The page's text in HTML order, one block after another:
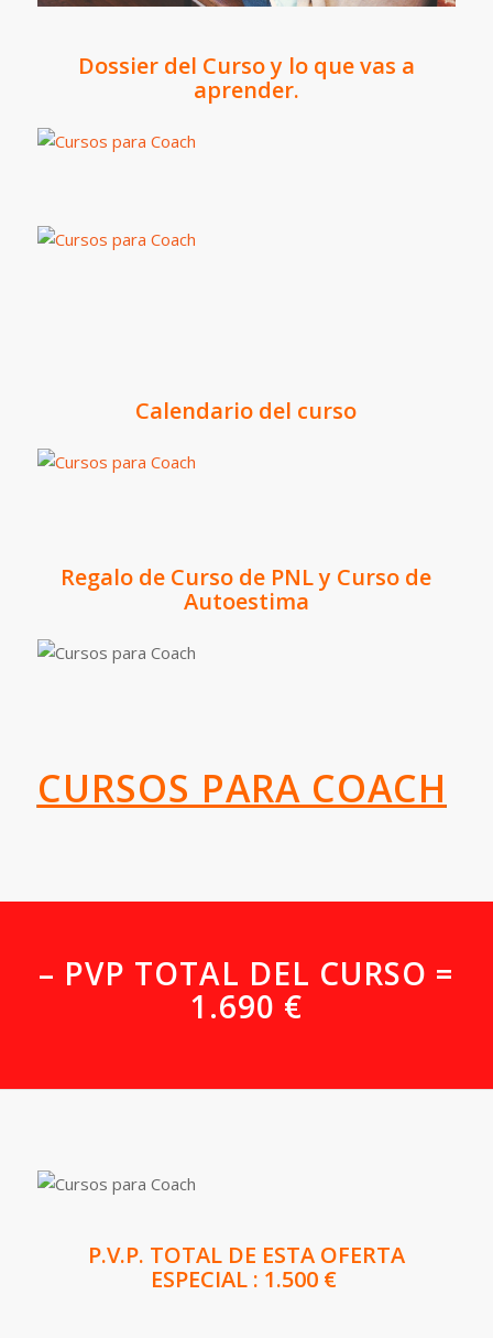
Dossier del Curso y lo que vas a
aprender.
Calendario del curso
Regalo de Curso de PNL y Curso de
Autoestima
CURSOS PARA COACH
– PVP TOTAL DEL CURSO =
1.690 €
P.V.P. TOTAL DE ESTA OFERTA
ESPECIAL : 1.500 €